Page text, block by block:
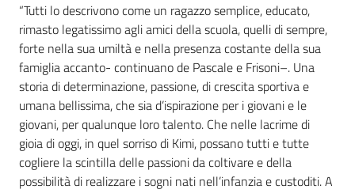
“Tutti lo descrivono come un ragazzo semplice, educato,
rimasto legatissimo agli amici della scuola, quelli di sempre,
forte nella sua umiltà e nella presenza costante della sua
famiglia accanto- continuano de Pascale e Frisoni–. Una
storia di determinazione, passione, di crescita sportiva e
umana bellissima, che sia d’ispirazione per i giovani e le
giovani, per qualunque loro talento. Che nelle lacrime di
gioia di oggi, in quel sorriso di Kimi, possano tutti e tutte
cogliere la scintilla delle passioni da coltivare e della
possibilità di realizzare i sogni nati nell’infanzia e custoditi. A